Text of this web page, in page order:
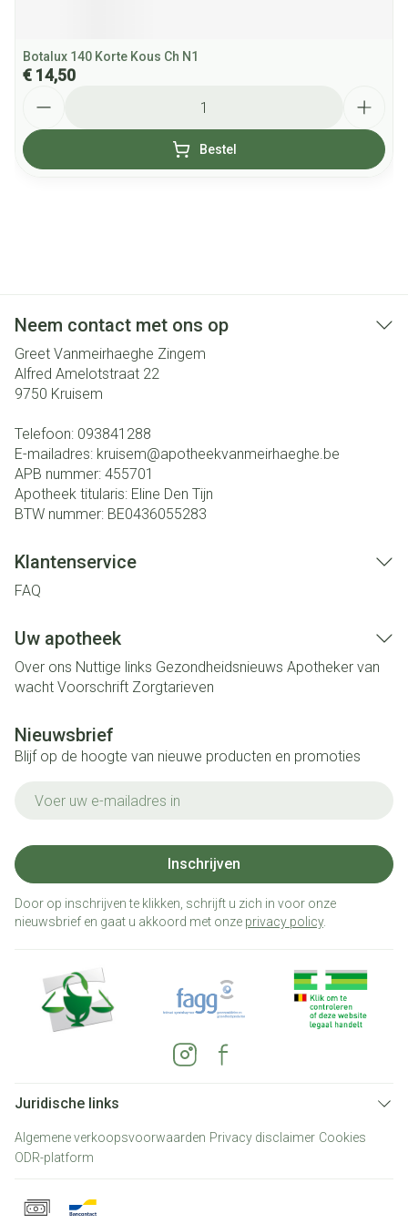
Botalux 140 Korte Kous Ch N1
€ 14,50
Bestel
Neem contact met ons op
Greet Vanmeirhaeghe Zingem
Alfred Amelotstraat 22
9750 Kruisem
Telefoon: 093841288
E-mailadres: kruisem@apotheekvanmeirhaeghe.be
APB nummer: 455701
Apotheek titularis: Eline Den Tijn
BTW nummer: BE0436055283
Klantenservice
FAQ
Uw apotheek
Over ons Nuttige links Gezondheidsnieuws Apotheker van
wacht Voorschrift Zorgtarieven
Nieuwsbrief
Blijf op de hoogte van nieuwe producten en promoties
Inschrijven
Door op inschrijven te klikken, schrijft u zich in voor onze
nieuwsbrief en gaat u akkoord met onze privacy policy.
Juridische links
Algemene verkoopsvoorwaarden Privacy disclaimer Cookies
ODR-platform